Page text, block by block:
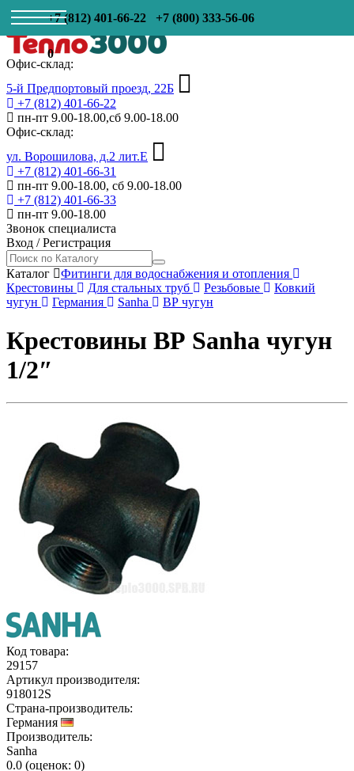
+7 (812) 401-66-22 +7 (800) 333-56-06
0
Офис-склад:
5-й Предпортовый проезд, 22Б
+7 (812) 401-66-22
пн-пт 9.00-18.00,сб 9.00-18.00
Офис-склад:
ул. Ворошилова, д.2 лит.Е
+7 (812) 401-66-31
пн-пт 9.00-18.00, сб 9.00-18.00
+7 (812) 401-66-33
пн-пт 9.00-18.00
Звонок специалиста
Вход /Регистрация
Каталог
Фитинги для водоснабжения и отопления
Крестовины
Для стальных труб Резьбовые
Ковкий
чугун
Германия Sanha ВР чугун
Крестовины ВР Sanha чугун
1/2″
Код товара:
29157
Артикул производителя:
918012S
Страна-производитель:
Германия
Производитель:
Sanha
0.0 (оценок: 0)